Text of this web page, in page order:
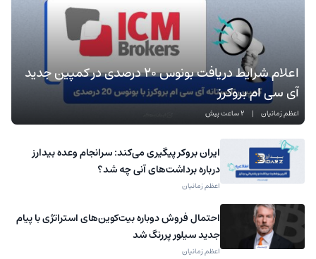
اعلام شرایط دریافت بونوس ۲۰ درصدی در کمپین جدید
آی سی ام بروکرز
اعظم زمانیان | 2 ساعت پیش
ایران بروکر پیگیری می‌کند: سرانجام وعده بیدارز
درباره برداشت‌های آنی چه شد؟
اعظم زمانیان
احتمال فروش دوباره بیت‌کوین‌های استراتژی با پیام
جدید سیلور پررنگ شد
اعظم زمانیان